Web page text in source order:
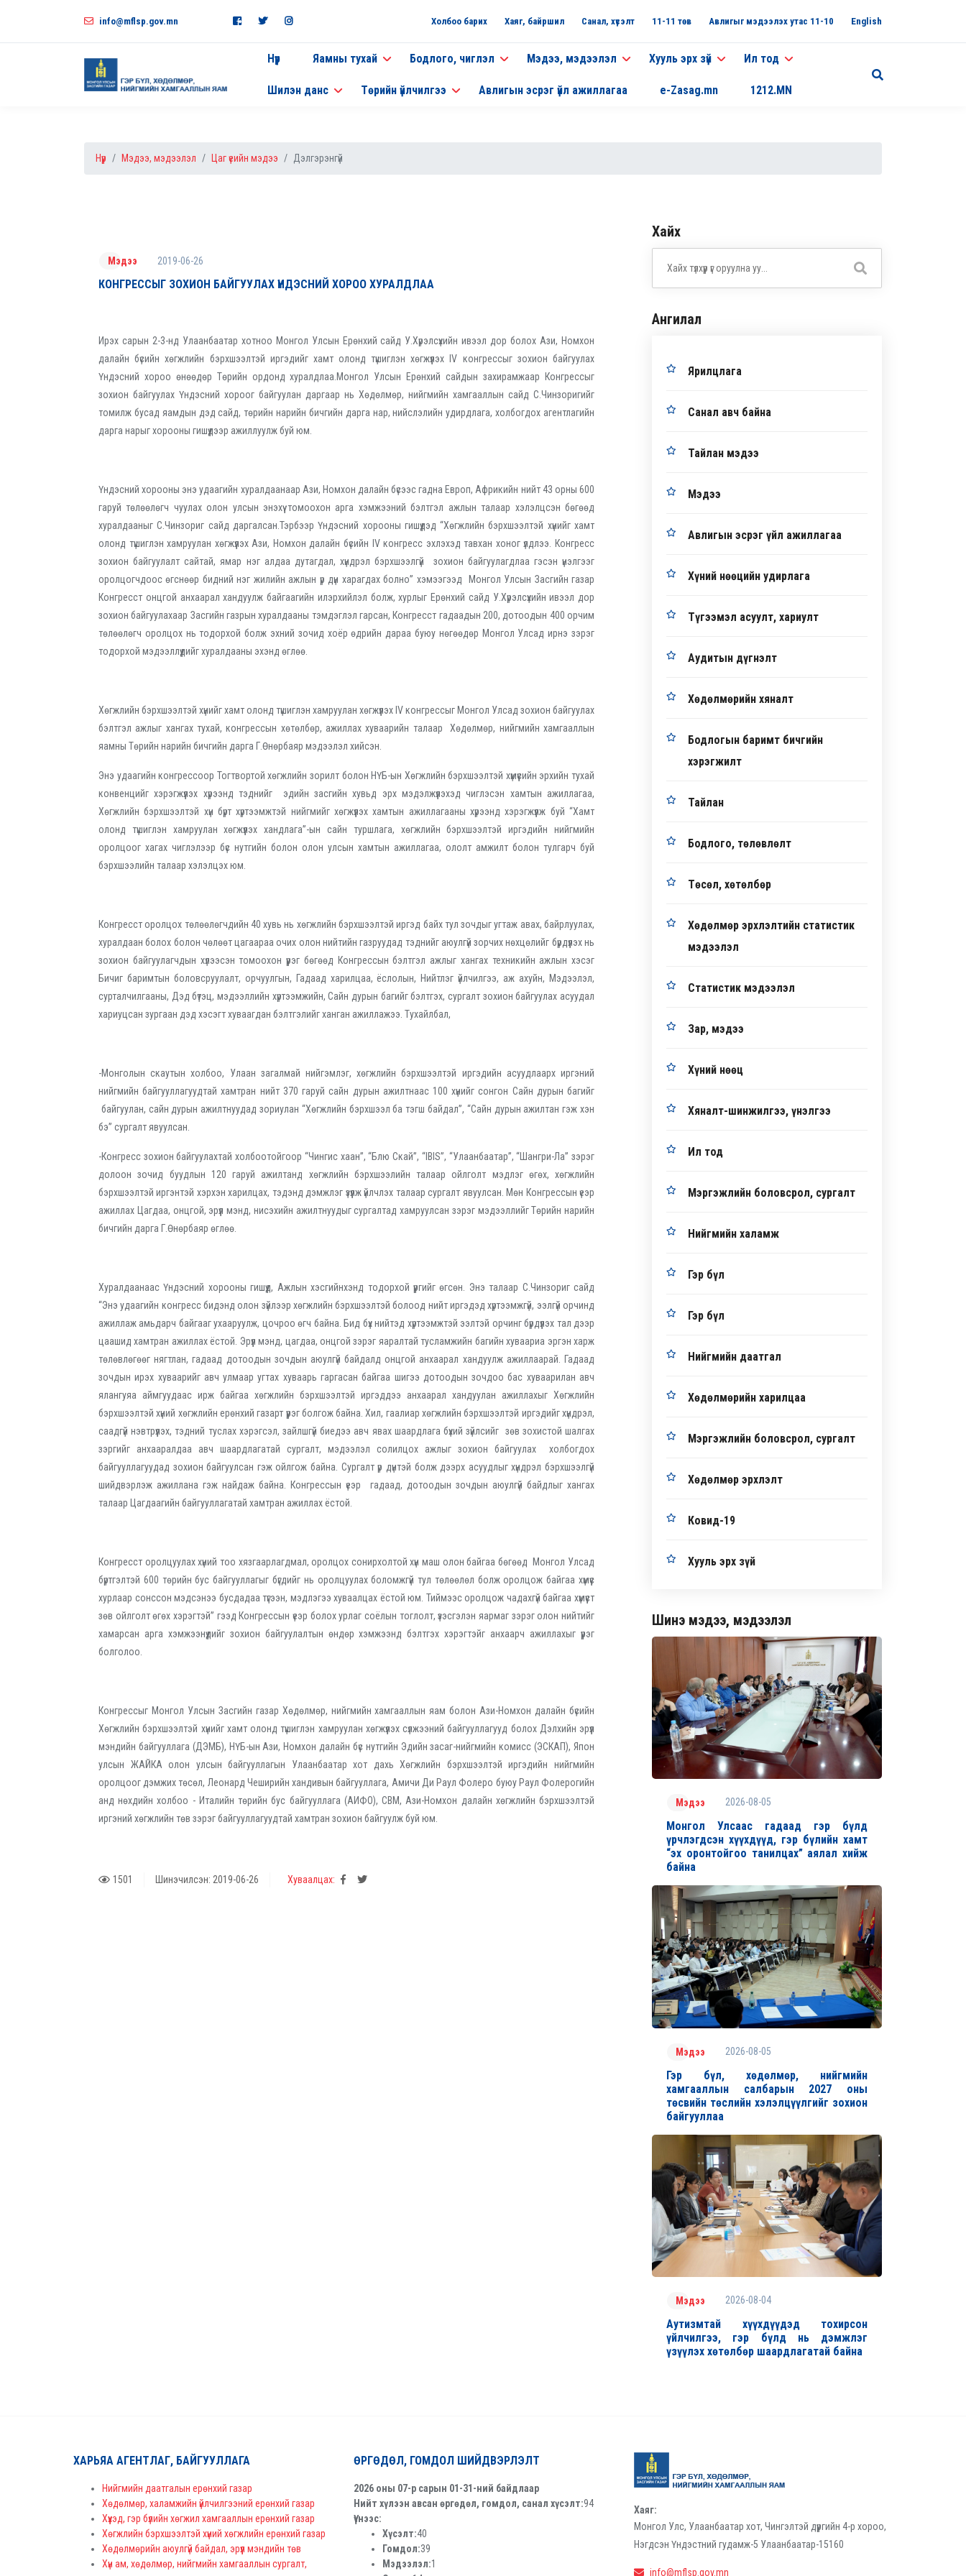
info@mflsp.gov.mn Холбоо барих Хаяг, байршил Санал, хүсэлт 11-11 төв Авлигыг мэдээлэх утас 11-10 English
Нүүр Яамны тухай Бодлого, чиглэл Мэдээ, мэдээлэл Хууль эрх зүй Ил тод
Шилэн данс Төрийн үйлчилгээ Авлигын эсрэг үйл ажиллагаа e-Zasag.mn 1212.MN
Нүүр Мэдээ, мэдээлэл Цаг үеийн мэдээ Дэлгэрэнгүй
Мэдээ 2019-06-26
КОНГРЕССЫГ ЗОХИОН БАЙГУУЛАХ ҮНДЭСНИЙ ХОРОО ХУРАЛДЛАА
Ирэх сарын 2-3-нд Улаанбаатар хотноо Монгол Улсын Ерөнхий сайд У.Хүрэлсүхийн ивээл дор болох Ази, Номхон
далайн бүсийн хөгжлийн бэрхшээлтэй иргэдийг хамт олонд түшиглэн хөгжүүлэх IV конгрессыг зохион байгуулах
Үндэсний хороо өнөөдөр Төрийн ордонд хуралдлаа.Монгол Улсын Ерөнхий сайдын захирамжаар Конгрессыг
зохион байгуулах Үндэсний хороог байгуулан даргаар нь Хөдөлмөр, нийгмийн хамгааллын сайд С.Чинзоригийг
томилж бусад яамдын дэд сайд, төрийн нарийн бичгийн дарга нар, нийслэлийн удирдлага, холбогдох агентлагийн
дарга нарыг хорооны гишүүдээр ажиллуулж буй юм.
Үндэсний хорооны энэ удаагийн хуралдаанаар Ази, Номхон далайн бүсээс гадна Европ, Африкийн нийт 43 орны 600
гаруй төлөөлөгч чуулах олон улсын энэхүү томоохон арга хэмжээний бэлтгэл ажлын талаар хэлэлцсэн бөгөөд
хуралдааныг С.Чинзориг сайд даргалсан.Тэрбээр Үндэсний хорооны гишүүдэд “Хөгжлийн бэрхшээлтэй хүнийг хамт
олонд түшиглэн хамруулан хөгжүүлэх Ази, Номхон далайн бүсийн IV конгресс эхлэхэд тавхан хоног үлдлээ. Конгресс
зохион байгуулалт сайтай, ямар нэг алдаа дутагдал, хүндрэл бэрхшээлгүй зохион байгуулагдлаа гэсэн үнэлгээг
оролцогчдоос өгснөөр бидний нэг жилийн ажлын үр дүн харагдах болно” хэмээгээд Монгол Улсын Засгийн газар
Конгресст онцгой анхаарал хандуулж байгаагийн илэрхийлэл болж, хурлыг Ерөнхий сайд У.Хүрэлсүхийн ивээл дор
зохион байгуулахаар Засгийн газрын хуралдааны тэмдэглэл гарсан, Конгресст гадаадын 200, дотоодын 400 орчим
төлөөлөгч оролцох нь тодорхой болж эхний зочид хоёр өдрийн дараа буюу нөгөөдөр Монгол Улсад ирнэ зэрэг
тодорхой мэдээллүүдийг хуралдааны эхэнд өглөө.
Хөгжлийн бэрхшээлтэй хүнийг хамт олонд түшиглэн хамруулан хөгжүүлэх IV конгрессыг Монгол Улсад зохион байгуулах
бэлтгэл ажлыг хангах тухай, конгрессын хөтөлбөр, ажиллах хуваарийн талаар Хөдөлмөр, нийгмийн хамгааллын
яамны Төрийн нарийн бичгийн дарга Г.Өнөрбаяр мэдээлэл хийсэн.
Энэ удаагийн конгрессоор Тогтвортой хөгжлийн зорилт болон НҮБ-ын Хөгжлийн бэрхшээлтэй хүмүүсийн эрхийн тухай
конвенцийг хэрэгжүүлэх хүрээнд тэднийг эдийн засгийн хувьд эрх мэдэлжүүлэхэд чиглэсэн хамтын ажиллагаа,
Хөгжлийн бэрхшээлтэй хүн бүрт хүртээмжтэй нийгмийг хөгжүүлэх хамтын ажиллагааны хүрээнд хэрэгжүүлж буй “Хамт
олонд түшиглэн хамруулан хөгжүүлэх хандлага”-ын сайн туршлага, хөгжлийн бэрхшээлтэй иргэдийн нийгмийн
оролцоог хагах чиглэлээр бүс нутгийн болон олон улсын хамтын ажиллагаа, ололт амжилт болон тулгарч буй
бэрхшээлийн талаар хэлэлцэх юм.
Конгресст оролцох төлөөлөгчдийн 40 хувь нь хөгжлийн бэрхшээлтэй иргэд байх тул зочдыг угтаж авах, байрлуулах,
хуралдаан болох болон чөлөөт цагаараа очих олон нийтийн газруудад тэднийг аюулгүй зорчих нөхцөлийг бүрдүүлэх нь
зохион байгуулагчдын хүлээсэн томоохон үүрэг бөгөөд Конгрессын бэлтгэл ажлыг хангах техникийн ажлын хэсэг
Бичиг баримтын боловсруулалт, орчуулгын, Гадаад харилцаа, ёслолын, Нийтлэг үйлчилгээ, аж ахуйн, Мэдээлэл,
сурталчилгааны, Дэд бүтэц, мэдээллийн хүртээмжийн, Сайн дурын багийг бэлтгэх, сургалт зохион байгуулах асуудал
хариуцсан зургаан дэд хэсэгт хуваагдан бэлтгэлийг ханган ажиллажээ. Тухайлбал,
-Монголын скаутын холбоо, Улаан загалмай нийгэмлэг, хөгжлийн бэрхшээлтэй иргэдийн асуудлаарх иргэний
нийгмийн байгууллагуудтай хамтран нийт 370 гаруй сайн дурын ажилтнаас 100 хүнийг сонгон Сайн дурын багийг
байгуулан, сайн дурын ажилтнуудад зориулан “Хөгжлийн бэрхшээл ба тэгш байдал”, “Сайн дурын ажилтан гэж хэн
бэ” сургалт явуулсан.
-Конгресс зохион байгуулахтай холбоотойгоор “Чингис хаан”, “Блю Скай”, “IBIS”, “Улаанбаатар”, “Шангри-Ла” зэрэг
долоон зочид буудлын 120 гаруй ажилтанд хөгжлийн бэрхшээлийн талаар ойлголт мэдлэг өгөх, хөгжлийн
бэрхшээлтэй иргэнтэй хэрхэн харилцах, тэдэнд дэмжлэг үзүүлж үйлчлэх талаар сургалт явуулсан. Мөн Конгрессын үеэр
ажиллах Цагдаа, онцгой, эрүүл мэнд, нисэхийн ажилтнуудыг сургалтад хамруулсан зэрэг мэдээллийг Төрийн нарийн
бичгийн дарга Г.Өнөрбаяр өглөө.
Хуралдаанаас Үндэсний хорооны гишүүд, Ажлын хэсгийнхэнд тодорхой үүргийг өгсөн. Энэ талаар С.Чинзориг сайд
“Энэ удаагийн конгресс бидэнд олон зүйлээр хөгжлийн бэрхшээлтэй болоод нийт иргэдэд хүртээмжгүй, ээлгүй орчинд
ажиллаж амьдарч байгааг ухааруулж, цочроо өгч байна. Бид бүх нийтэд хүртээмжтэй ээлтэй орчинг бүрдүүлэх тал дээр
цаашид хамтран ажиллах ёстой. Эрүүл мэнд, цагдаа, онцгой зэрэг яаралтай тусламжийн багийн хуваариа эргэн харж
төлөвлөгөөг нягтлан, гадаад дотоодын зочдын аюулгүй байдалд онцгой анхаарал хандуулж ажиллаарай. Гадаад
зочдын ирэх хуваарийг авч улмаар угтах хуваарь гаргасан байгаа шигээ дотоодын зочдоо бас хуваарилан авч
ялангуяа аймгуудаас ирж байгаа хөгжлийн бэрхшээлтэй иргэддээ анхаарал хандуулан ажиллахыг Хөгжлийн
бэрхшээлтэй хүний хөгжлийн ерөнхий газарт үүрэг болгож байна. Хил, гаалиар хөгжлийн бэрхшээлтэй иргэдийг хүндрэл,
саадгүй нэвтрүүлэх, тэдний туслах хэрэгсэл, зайлшгүй биедээ авч явах шаардлага бүхий зүйлсийг зөв зохистой шалгах
зэргийг анхааралдаа авч шаардлагатай сургалт, мэдээлэл солилцох ажлыг зохион байгуулах холбогдох
байгууллагуудад зохион байгуулсан гэж ойлгож байна. Сургалт үр дүнтэй болж дээрх асуудлыг хүндрэл бэрхшээлгүй
шийдвэрлэж ажиллана гэж найдаж байна. Конгрессын үеэр гадаад, дотоодын зочдын аюулгүй байдлыг хангах
талаар Цагдаагийн байгууллагатай хамтран ажиллах ёстой.
Конгресст оролцуулах хүний тоо хязгаарлагдмал, оролцох сонирхолтой хүн маш олон байгаа бөгөөд Монгол Улсад
бүртгэлтэй 600 төрийн бус байгууллагыг бүгдийг нь оролцуулах боломжгүй тул төлөөлөл болж оролцож байгаа хүмүүс
хурлаар сонссон мэдсэнээ бусдадаа түгээн, мэдлэгээ хуваалцах ёстой юм. Тиймээс оролцож чадахгүй байгаа хүмүүст
зөв ойлголт өгөх хэрэгтэй” гээд Конгрессын үеэр болох урлаг соёлын тоглолт, үзэсгэлэн яармаг зэрэг олон нийтийг
хамарсан арга хэмжээнүүдийг зохион байгуулалтын өндөр хэмжээнд бэлтгэх хэрэгтэйг анхаарч ажиллахыг үүрэг
болголоо.
Конгрессыг Монгол Улсын Засгийн газар Хөдөлмөр, нийгмийн хамгааллын яам болон Ази-Номхон далайн бүсийн
Хөгжлийн бэрхшээлтэй хүнийг хамт олонд түшиглэн хамруулан хөгжүүлэх сүлжээний байгууллагууд болох Дэлхийн эрүүл
мэндийн байгууллага (ДЭМБ), НҮБ-ын Ази, Номхон далайн бүс нутгийн Эдийн засаг-нийгмийн комисс (ЭСКАП), Япон
улсын ЖАЙКА олон улсын байгууллагын Улаанбаатар хот дахь Хөгжлийн бэрхшээлтэй иргэдийн нийгмийн
оролцоог дэмжих төсөл, Леонард Чеширийн хандивын байгууллага, Амичи Ди Раул Фолеро буюу Раул Фолерогийн
анд нөхдийн холбоо - Италийн төрийн бус байгууллага (АИФО), CBM, Ази-Номхон далайн хөгжлийн бэрхшээлтэй
иргэний хөгжлийн төв зэрэг байгууллагуудтай хамтран зохион байгуулж буй юм.
1501 Шинэчилсэн: 2019-06-26 Хуваалцах:
Хайх
Ангилал
Ярилцлага
Санал авч байна
Тайлан мэдээ
Мэдээ
Авлигын эсрэг үйл ажиллагаа
Хүний нөөцийн удирлага
Түгээмэл асуулт, хариулт
Аудитын дүгнэлт
Хөдөлмөрийн хяналт
Бодлогын баримт бичгийн
хэрэгжилт
Тайлан
Бодлого, төлөвлөлт
Төсөл, хөтөлбөр
Хөдөлмөр эрхлэлтийн статистик
мэдээлэл
Статистик мэдээлэл
Зар, мэдээ
Хүний нөөц
Хяналт-шинжилгээ, үнэлгээ
Ил тод
Мэргэжлийн боловсрол, сургалт
Нийгмийн халамж
Гэр бүл
Гэр бүл
Нийгмийн даатгал
Хөдөлмөрийн харилцаа
Мэргэжлийн боловсрол, сургалт
Хөдөлмөр эрхлэлт
Ковид-19
Хууль эрх зүй
Шинэ мэдээ, мэдээлэл
Мэдээ 2026-08-05
Монгол Улсаас гадаад гэр бүлд
үрчлэгдсэн хүүхдүүд, гэр бүлийн хамт
“эх оронтойгоо танилцах” аялал хийж
байна
Мэдээ 2026-08-05
Гэр бүл, хөдөлмөр, нийгмийн
хамгааллын салбарын 2027 оны
төсвийн төслийн хэлэлцүүлгийг зохион
байгууллаа
Мэдээ 2026-08-04
Аутизмтай хүүхдүүдэд тохирсон
үйлчилгээ, гэр бүлд нь дэмжлэг
үзүүлэх хөтөлбөр шаардлагатай байна
ХАРЬЯА АГЕНТЛАГ, БАЙГУУЛЛАГА
Нийгмийн даатгалын ерөнхий газар
Хөдөлмөр, халамжийн үйлчилгээний ерөнхий газар
Хүүхэд, гэр бүлийн хөгжил хамгааллын ерөнхий газар
Хөгжлийн бэрхшээлтэй хүний хөгжлийн ерөнхий газар
Хөдөлмөрийн аюулгүй байдал, эрүүл мэндийн төв
Хүн ам, хөдөлмөр, нийгмийн хамгааллын сургалт,
ӨРГӨДӨЛ, ГОМДОЛ ШИЙДВЭРЛЭЛТ
2026 оны 07-р сарын 01-31-ний байдлаар
Нийт хүлээн авсан өргөдөл, гомдол, санал хүсэлт:94
Үүнээс:
Хүсэлт:40
Гомдол:39
Мэдээлэл:1
Хаяг:
Монгол Улс, Улаанбаатар хот, Чингэлтэй дүүргийн 4-р хороо,
Нэгдсэн Үндэстний гудамж-5 Улаанбаатар-15160
info@mflsp.gov.mn